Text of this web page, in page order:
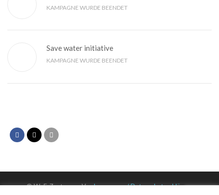
KAMPAGNE WURDE BEENDET
Save water initiative
KAMPAGNE WURDE BEENDET
© WuF-Zentrum e. V. –Impressum / Datenschutzerklärung